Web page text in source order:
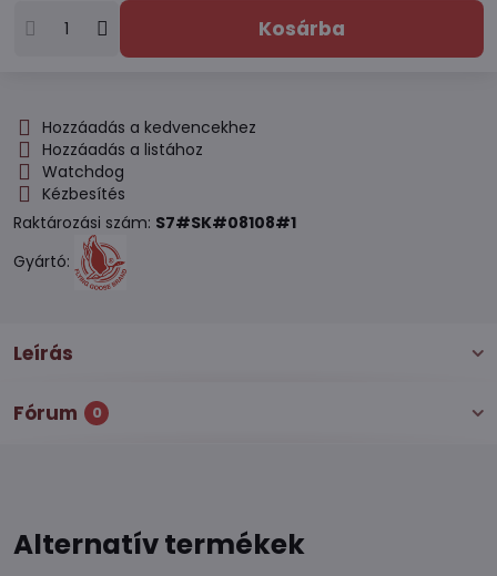
Kosárba
Hozzáadás a kedvencekhez
Hozzáadás a listához
Watchdog
Kézbesítés
Raktározási szám: S7#SK#08108#1
Gyártó:
Leírás
Fórum 0
Alternatív termékek